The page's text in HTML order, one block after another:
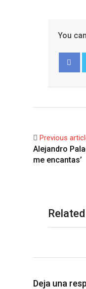
You
Previous
Alejandro
me encantas’
Deja una